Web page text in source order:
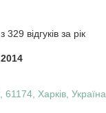
відгуків за рік
Харків, Україна